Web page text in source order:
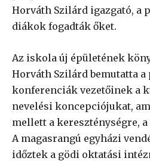
Horváth Szilárd igazgató, a
diákok fogadták őket.
Az iskola új épületének
Horváth Szilárd bemutatta a
konferenciák vezetőinek a
nevelési koncepciójukat,
mellett a kereszténységre,
A magasrangú egyházi
időztek a gödi oktatási